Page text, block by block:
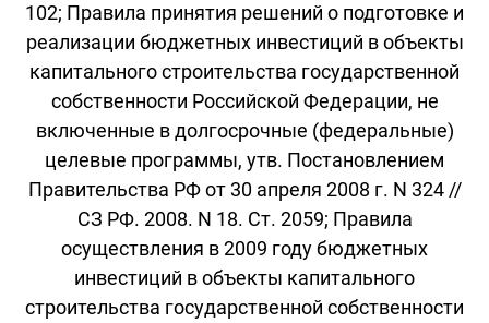
102; Правила принятия решений о подготовке и
реализации бюджетных инвестиций в объекты
капитального строительства государственной
собственности Российской Федерации, не
включенные в долгосрочные (федеральные)
целевые программы, утв. Постановлением
Правительства РФ от 30 апреля 2008 г. N 324 //
СЗ РФ. 2008. N 18. Ст. 2059; Правила
осуществления в 2009 году бюджетных
инвестиций в объекты капитального
строительства государственной собственности